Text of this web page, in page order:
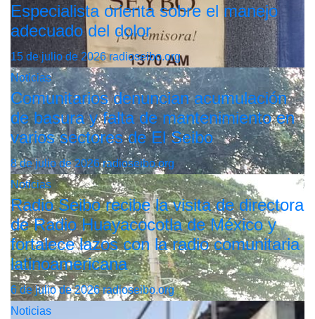
Especialista orienta sobre el manejo
adecuado del dolor
15 de julio de 2026radioseibo.org
Noticias
Comunitarios denuncian acumulación
de basura y falta de mantenimiento en
varios sectores de El Seibo
8 de julio de 2026radioseibo.org
Noticias
Radio Seibo recibe la visita de directora
de Radio Huayacocotla de México y
fortalece lazos con la radio comunitaria
latinoamericana
6 de julio de 2026radioseibo.org
Noticias